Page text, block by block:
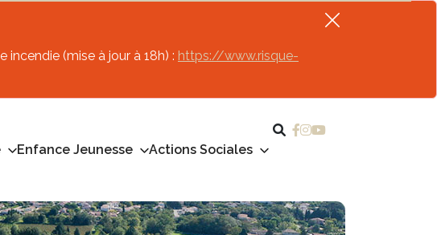
incendie (mise à jour à 18h) : https://www.risque-
Enfance Jeunesse
Actions Sociales